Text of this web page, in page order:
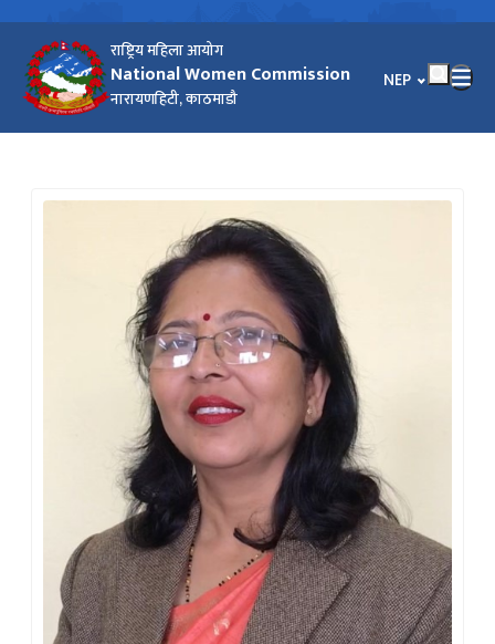
राष्ट्रिय महिला आयोग
National Women Commission
नारायणहिटी, काठमाडौ
भाषा चयन गर्नुहोस्
NEP